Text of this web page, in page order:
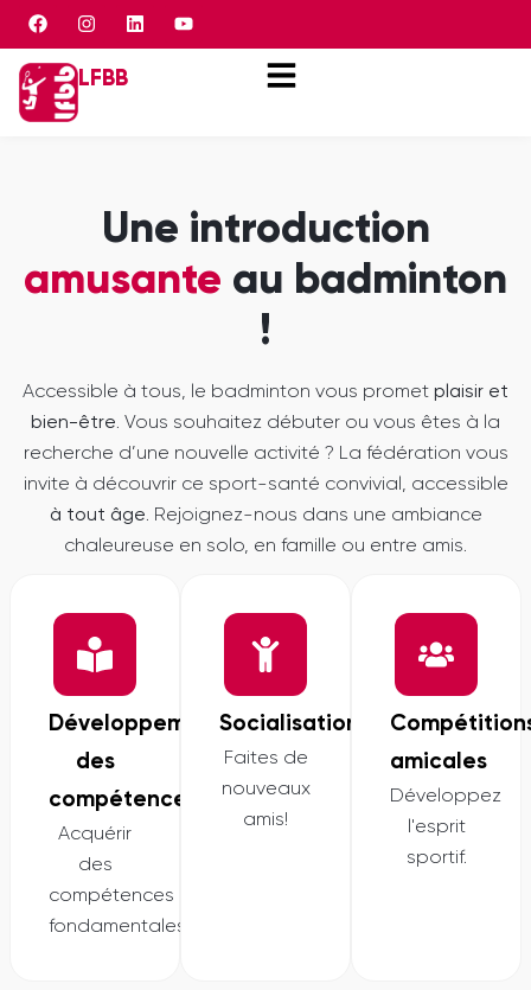
Panneau de gestion des cookies
LFBB
Une introduction
amusante au badminton
!
Accessible à tous, le badminton vous promet plaisir et
bien-être. Vous souhaitez débuter ou vous êtes à la
recherche d’une nouvelle activité ? La fédération vous
invite à découvrir ce sport-santé convivial, accessible
à tout âge. Rejoignez-nous dans une ambiance
chaleureuse en solo, en famille ou entre amis.
Développement
des
compétences​​
Acquérir
des
compétences
fondamentales.​​
Socialisation​​
Faites de
nouveaux
amis!​​​
amicales​​
Développez
l'esprit
sportif.​​